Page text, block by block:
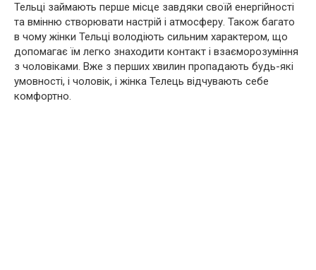
Тельці займають перше місце завдяки своїй енергійності
та вмінню створювати настрій і атмосферу. Також багато
в чому жінки Тельці володіють сильним характером, що
допомагає їм легко знаходити контакт і взаєморозуміння
з чоловіками. Вже з перших хвилин пропадають будь-які
умовності, і чоловік, і жінка Телець відчувають себе
комфортно.